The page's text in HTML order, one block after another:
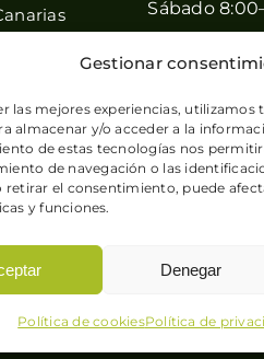
Gestionar
las mejores experiencias, utilizamos
almacenar y/o acceder a la
de estas tecnologías nos
de navegación o las
retirar el consentimiento, puede
y funciones.
Denegar
Política de cookiesPolítica de
Sábado
Domingo
cookies| Sitio web